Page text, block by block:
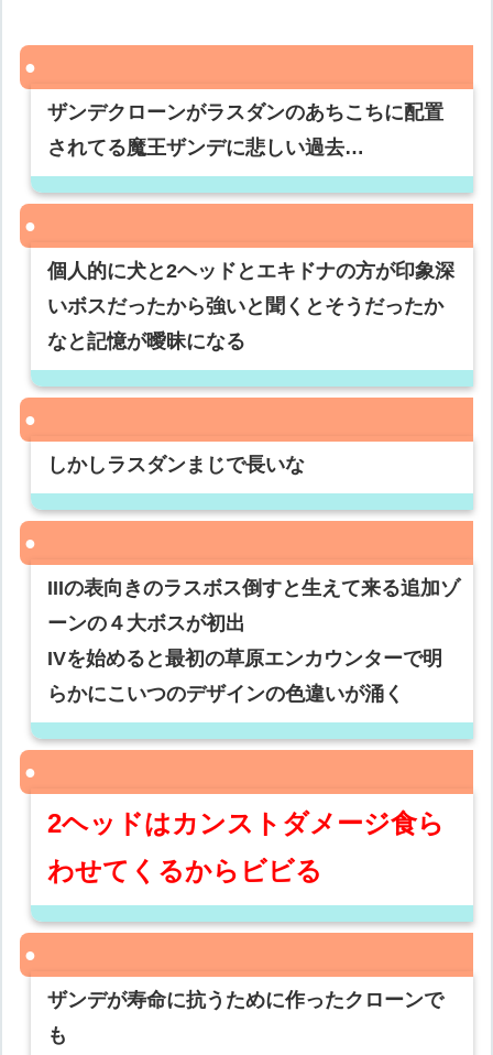
ザンデクローンがラスダンのあちこちに配置
されてる魔王ザンデに悲しい過去…
個人的に犬と2ヘッドとエキドナの方が印象深
いボスだったから強いと聞くとそうだったか
なと記憶が曖昧になる
しかしラスダンまじで長いな
IIIの表向きのラスボス倒すと生えて来る追加ゾ
ーンの４大ボスが初出
IVを始めると最初の草原エンカウンターで明
らかにこいつのデザインの色違いが涌く
2ヘッドはカンストダメージ食ら
わせてくるからビビる
ザンデが寿命に抗うために作ったクローンで
も